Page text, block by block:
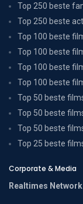
Top 250 beste
Top 250 beste
Top 100 beste
Top 100 beste
Top 100 beste
Top 100 beste
Top 50 beste
Top 50 beste
Top 50 beste
Top 25 beste
Corporate & Media
Realtimes Network